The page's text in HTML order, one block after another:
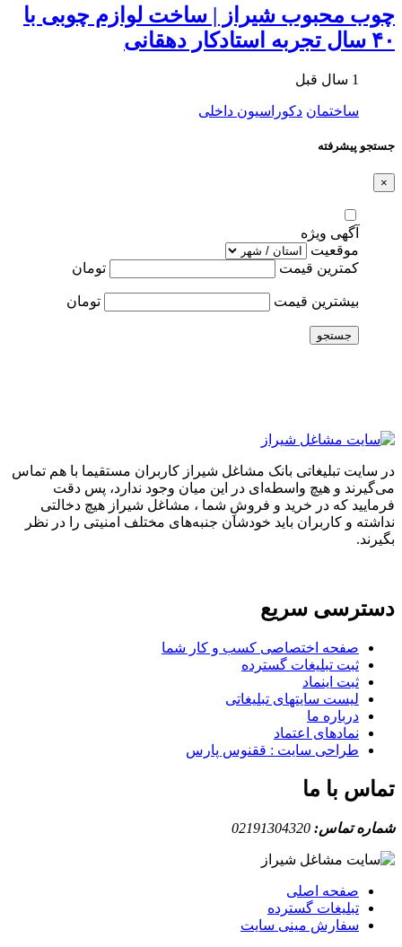
چوب محبوب شیراز | ساخت لوازم چوبی با
۴۰ سال تجربه استادکار دهقانی
1 سال قبل
ساختمان دکوراسیون داخلی
جستجو پیشرفته
×
آگهی ویژه
موقعیت
کمترین قیمت
تومان
بیشترین قیمت تومان
جستجو
در سایت تبلیغاتی بانک مشاغل شیراز کاربران مستقیما با هم تماس
می‌گیرند و هیچ واسطه‌ای در این میان وجود ندارد، پس دقت
فرمایید که در خرید و فروشِ شما ، مشاغل شیراز هیچ دخالتی
نداشته و کاربران باید خودشان جنبه‌های مختلف امنیتی را در نظر
بگیرند.
دسترسی سریع
صفحه اختصاصی کسب و کار شما
ثبت تبلیغات گسترده
ثبت اینماد
لیست سایتهای تبلیغاتی
درباره ما
نمادهای اعتماد
طراحی سایت : ققنوس پارس
تماس با ما
شماره تماس: 02191304320
صفحه اصلی
تبلیغات گسترده
سفارش مینی سایت